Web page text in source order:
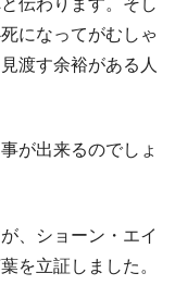
伝わります。そし
になってがむしゃ
渡す余裕がある人
が出来るのでしょ
、ショーン・エイ
を立証しました。